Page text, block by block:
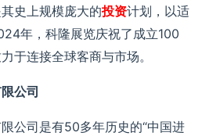
史上规模庞大的投资计划，以适
年，科隆展览庆祝了成立100
连接全球客商与市场。
公司
公司是有50多年历史的“中国进